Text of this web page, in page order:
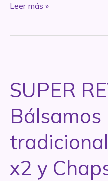
SUPER
Crema
Just
Atrix
Leer más »
SUPER
Bálsamos
x2 y